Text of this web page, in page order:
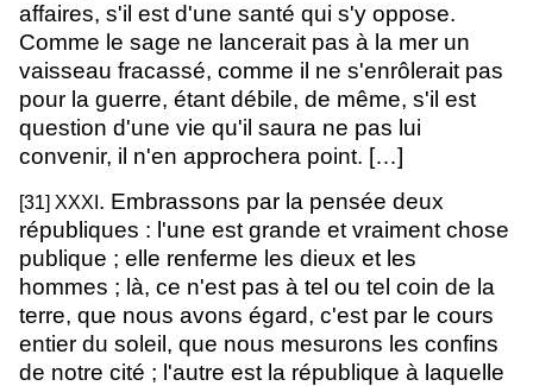
affaires, s'il est d'une santé qui s'y oppose.
Comme le sage ne lancerait pas à la mer un
vaisseau fracassé, comme il ne s'enrôlerait pas
pour la guerre, étant débile, de même, s'il est
question d'une vie qu'il saura ne pas lui
convenir, il n'en approchera point. […]
[31] XXXI . Embrassons par la pensée deux
républiques : l'une est grande et vraiment chose
publique ; elle renferme les dieux et les
hommes ; là, ce n'est pas à tel ou tel coin de la
terre, que nous avons égard, c'est par le cours
entier du soleil, que nous mesurons les confins
de notre cité ; l'autre est la république à laquelle